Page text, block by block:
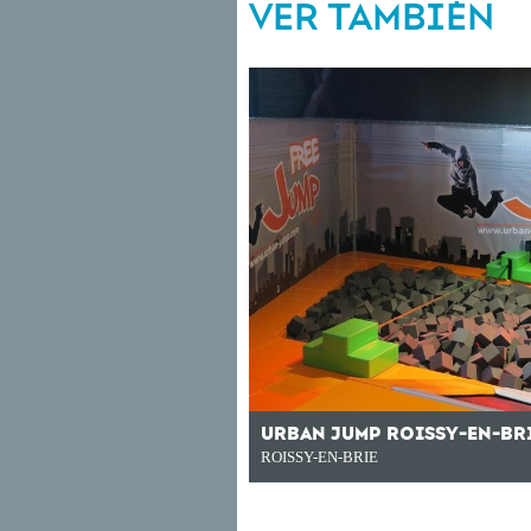
VER TAMBIÉN
URBAN JUMP ROISSY-EN-
ROISSY-EN-BRIE